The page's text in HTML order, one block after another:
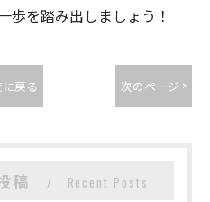
歩を踏み出しましょう！
戻る 次のページ >
稿 Recent Posts